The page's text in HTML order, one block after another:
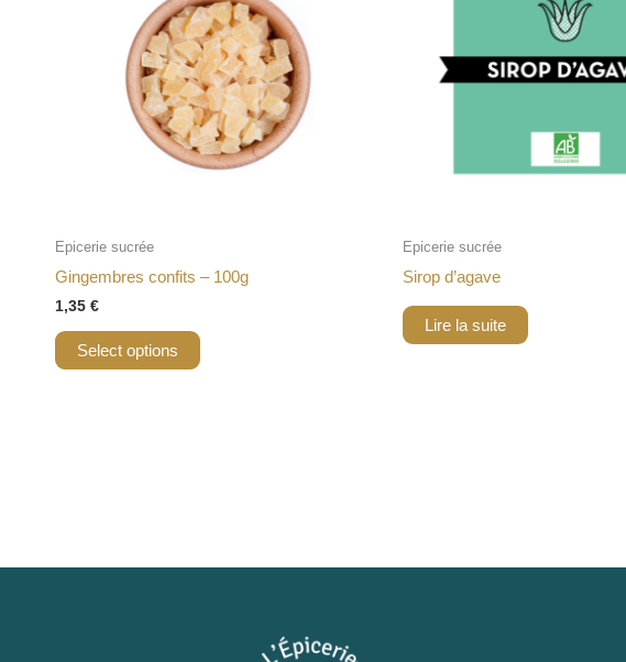
Epicerie sucrée
Gingembres confits – 100g
1,35 €
Select options
Epicerie sucrée
Sirop d’agave
Lire la suite